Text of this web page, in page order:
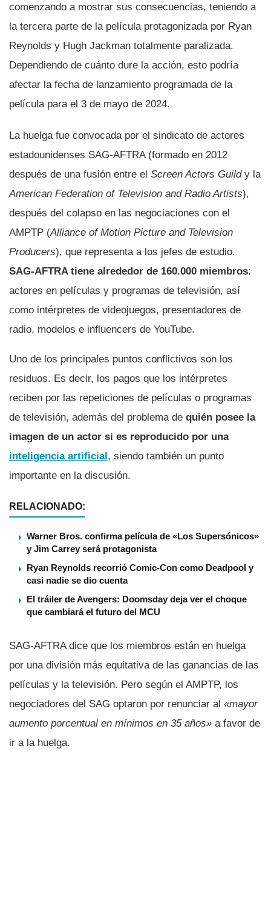
comenzando a mostrar sus consecuencias, teniendo a
la tercera parte de la película protagonizada por Ryan
Reynolds y Hugh Jackman totalmente paralizada.
Dependiendo de cuánto dure la acción, esto podría
afectar la fecha de lanzamiento programada de la
película para el 3 de mayo de 2024.
La huelga fue convocada por el sindicato de actores
estadounidenses SAG-AFTRA (formado en 2012
después de una fusión entre el Screen Actors Guild y la
American Federation of Television and Radio Artists),
después del colapso en las negociaciones con el
AMPTP (Alliance of Motion Picture and Television
Producers), que representa a los jefes de estudio.
SAG-AFTRA tiene alrededor de 160.000 miembros:
actores en películas y programas de televisión, así
como intérpretes de videojuegos, presentadores de
radio, modelos e influencers de YouTube.
Uno de los principales puntos conflictivos son los
residuos. Es decir, los pagos que los intérpretes
reciben por las repeticiones de películas o programas
de televisión, además del problema de quién posee la
imagen de un actor si es reproducido por una
inteligencia artificial, siendo también un punto
importante en la discusión.
RELACIONADO:
Warner Bros. confirma película de «Los Supersónicos»
y Jim Carrey será protagonista
Ryan Reynolds recorrió Comic-Con como Deadpool y
casi nadie se dio cuenta
El tráiler de Avengers: Doomsday deja ver el choque
que cambiará el futuro del MCU
SAG-AFTRA dice que los miembros están en huelga
por una división más equitativa de las ganancias de las
películas y la televisión. Pero según el AMPTP, los
negociadores del SAG optaron por renunciar al «mayor
aumento porcentual en mínimos en 35 años» a favor de
ir a la huelga.